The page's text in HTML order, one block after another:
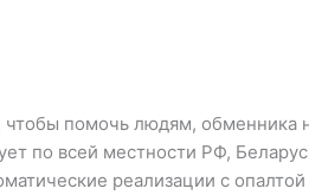
чтобы помочь людям,
по всей местности РФ,
реализации с